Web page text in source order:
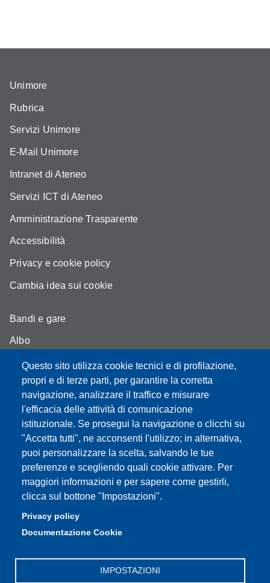
Questo sito utilizza cookie tecnici e di profilazione,
propri e di terze parti, per garantire la corretta
navigazione, analizzare il traffico e misurare
l'efficacia delle attività di comunicazione
istituzionale. Se prosegui la navigazione o clicchi su
"Accetta tutti", ne acconsenti l'utilizzo; in alternativa,
puoi personalizzare la scelta, salvando le tue
preferenze e scegliendo quali cookie attivare. Per
maggiori informazioni e per sapere come gestirli,
clicca sul bottone "Impostazioni".
Privacy policy
Documentazione Cookie
IMPOSTAZIONI
Unimore
Rubrica
Servizi Unimore
E-Mail Unimore
Intranet di Ateneo
Servizi ICT di Ateneo
Amministrazione Trasparente
Accessibilità
Privacy e cookie policy
Cambia idea sui cookie
Bandi e gare
Albo
Moodle - didattica online
Mappa del sito
Partita IVA: 00427620364
Dipartimento di Scienze
Mediche e Chirurgiche, Materno – Infantili e dell’Adulto
Sede: Via del Pozzo 71 - 41124 Modena
PEC: dipsmechimai@pec.unimore.it
Tel: 059 4223028